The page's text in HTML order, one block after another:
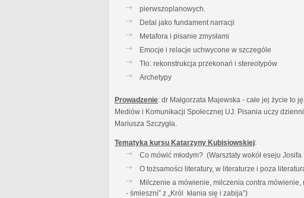
pierwszoplanowych.
Detal jako fundament narracji
Metafora i pisanie zmysłami
Emocje i relacje uchwycone w szczególe
Tło: rekonstrukcja przekonań i stereotypów
Archetypy
Prowadzenie: dr Małgorzata Majewska - całe jej życie to
Mediów i Komunikacji Społecznej UJ. Pisania uczy
Mariusza Szczygła.
Tematyka kursu Katarzyny Kubisiowskiej:
Co mówić młodym? (Warsztaty wokół eseju
O tożsamości literatury, w literaturze i poza
Milczenie a mówienie, milczenia contra
- śmieszni” z „Król kłania się i zabija”)